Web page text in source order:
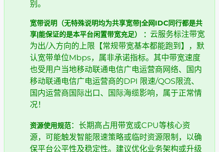
别。
宽带说明（无特殊说明均为共享宽带|全网IDC同行都是共
享|能保证的是本平台闲置带宽充足） ​： 云服务标注带宽
为出/入方向的上限【常规带宽基本都能跑到】，默
认宽带单位Mbps，属非承诺指标。其中带宽速度
也受用户当地移动联通电信广电运营商网络、国内
移动联通电信广电运营商的DPI 限速/QOS限流、
国内运营商国际出口、国际海缆影响，属于正常情
况！
资源使用规范​：长期高占用带宽或CPU等核心资
源，可能触发智能限速策略或临时资源限制，以确
保平台公平性及稳定性。建议优化业务架构或升级